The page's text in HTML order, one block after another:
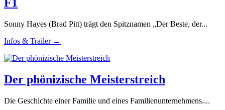
Sonny Hayes (Brad Pitt) trägt den Spitznamen „Der Beste, der...
Infos & Trailer →
Der phönizische Meisterstreich
Die Geschichte einer Familie und eines Familienunternehmens....